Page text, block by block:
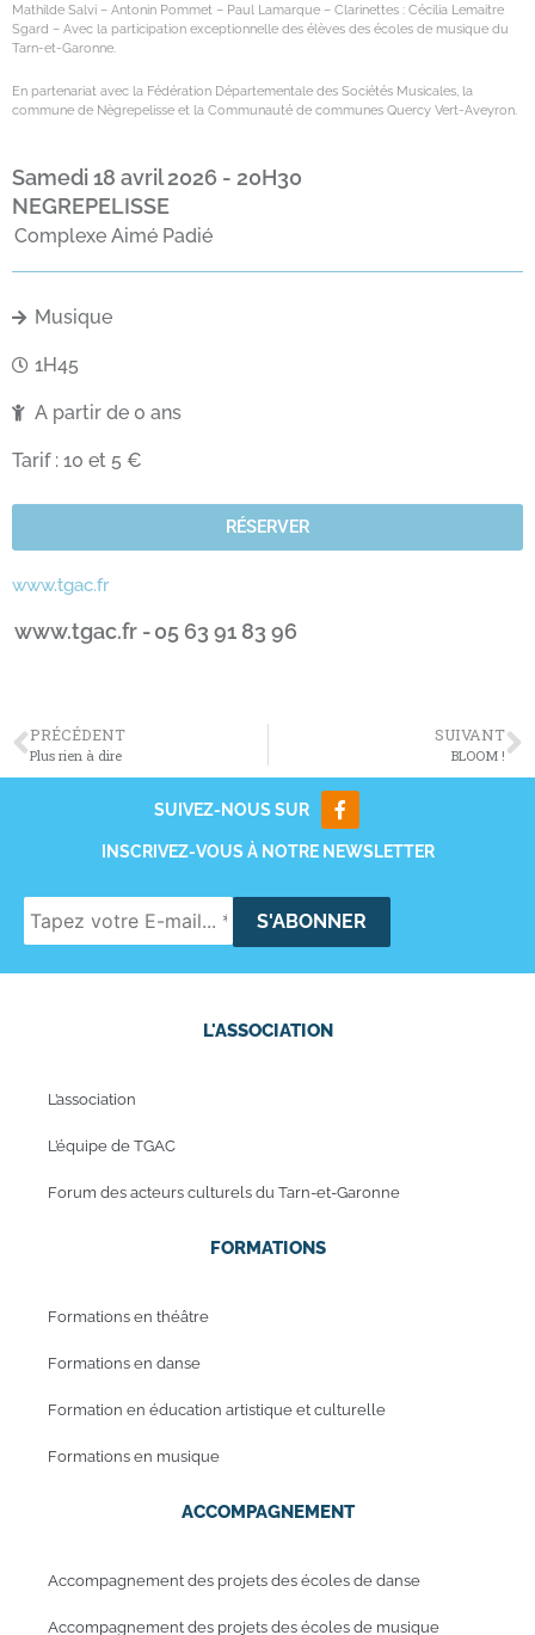
Mathilde Salvi – Antonin Pommet – Paul Lamarque – Clarinettes : Cécilia Lemaitre
Sgard – Avec la participation exceptionnelle des élèves des écoles de musique du
Tarn-et-Garonne.
En partenariat avec la Fédération Départementale des Sociétés Musicales, la
commune de Nègrepelisse et la Communauté de communes Quercy Vert-Aveyron.
samedi 18 avril 2026 - 20H30
NEGREPELISSE
Complexe Aimé Padié
Musique
1H45
A partir de 0 ans
Tarif : 10 et 5 €
RÉSERVER
www.tgac.fr
www.tgac.fr -05 63 91 83 96
PRÉCÉDENT
Plus rien à dire
SUIVANT
BLOOM !
SUIVEZ-NOUS SUR
INSCRIVEZ-VOUS À NOTRE NEWSLETTER
L'ASSOCIATION
L’association
L’équipe de TGAC
Forum des acteurs culturels du Tarn-et-Garonne
FORMATIONS
Formations en théâtre
Formations en danse
Formation en éducation artistique et culturelle
Formations en musique
ACCOMPAGNEMENT
Accompagnement des projets des écoles de danse
Accompagnement des projets des écoles de musique